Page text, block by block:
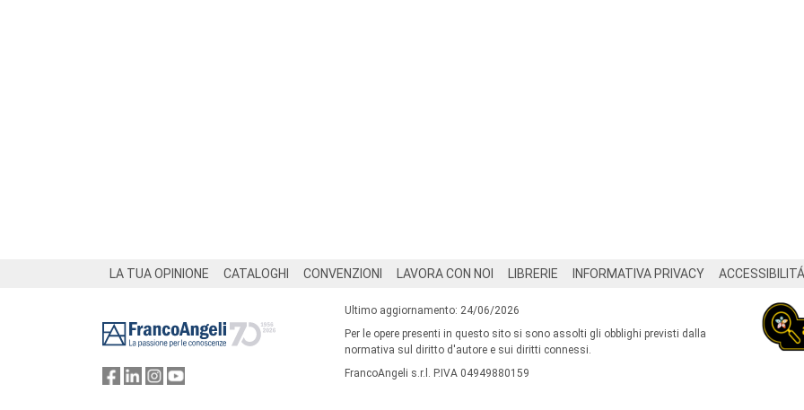
LA TUA OPINIONE CATALOGHI CONVENZIONI LAVORA CON NOI LIBRERIE INFORMATIVA PRIVACY ACCESSIBILITÁ
Ultimo aggiornamento: 24/06/2026
Per le opere presenti in questo sito si sono assolti gli obblighi previsti dalla
normativa sul diritto d'autore e sui diritti connessi.
FrancoAngeli s.r.l. P.IVA 04949880159